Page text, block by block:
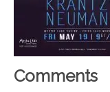
Comments